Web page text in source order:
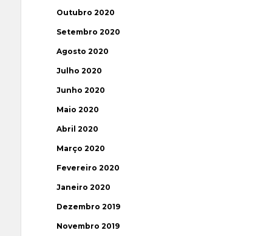
Outubro 2020
Setembro 2020
Agosto 2020
Julho 2020
Junho 2020
Maio 2020
Abril 2020
Março 2020
Fevereiro 2020
Janeiro 2020
Dezembro 2019
Novembro 2019